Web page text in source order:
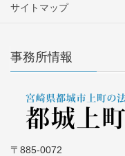
サイトマップ
事務所情報
〒885-0072